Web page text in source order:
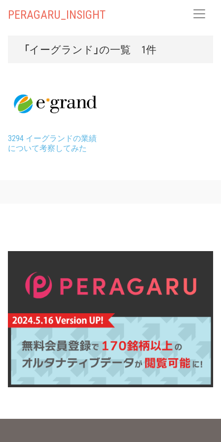
PERAGARU_INSIGHT
「イーグランド」の一覧 1件
3294 イーグランドの業績
について考察してみた